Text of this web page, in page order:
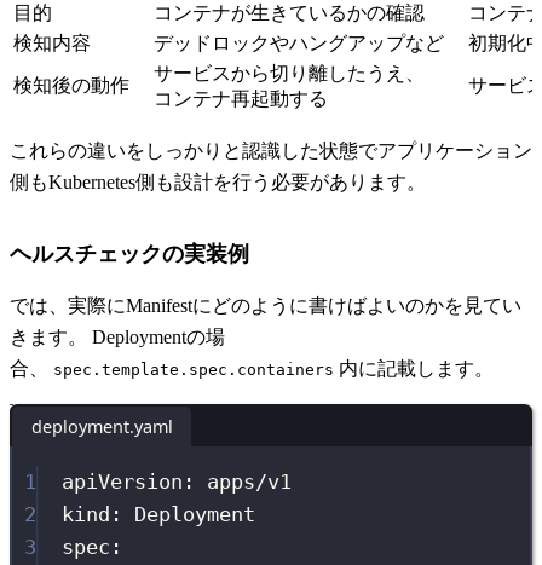
目的
コンテナが生きているかの確認
コンテ
検知内容
デッドロックやハングアップなど 初期化
検知後の動作
サービスから切り離したうえ、
コンテナ再起動する
サービ
これらの違いをしっかりと認識した状態でアプリケーション
側もKubernetes側も設計を行う必要があります。
ヘルスチェックの実装例
では、実際にManifestにどのように書けばよいのかを見てい
きます。 Deploymentの場
合、
spec.template.spec.containers 内に記載します。
deployment.yaml
1 apiVersion :
apps/v1
2
kind :
Deployment
3
spec :